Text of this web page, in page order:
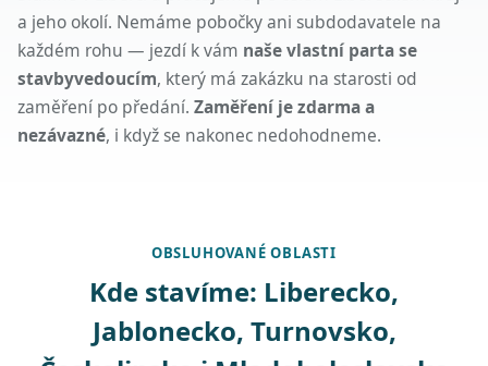
a jeho okolí. Nemáme pobočky ani subdodavatele na
každém rohu — jezdí k vám naše vlastní parta se
stavbyvedoucím, který má zakázku na starosti od
zaměření po předání. Zaměření je zdarma a
nezávazné, i když se nakonec nedohodneme.
OBSLUHOVANÉ OBLASTI
Kde stavíme: Liberecko,
Jablonecko, Turnovsko,